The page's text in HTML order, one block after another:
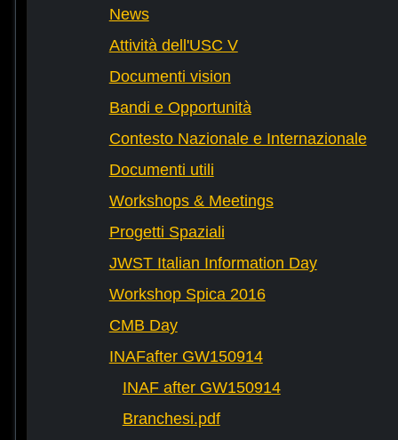
News
Attività dell'USC V
Documenti vision
Bandi e Opportunità
Contesto Nazionale e Internazionale
Documenti utili
Workshops & Meetings
Progetti Spaziali
JWST Italian Information Day
Workshop Spica 2016
CMB Day
INAFafter GW150914
INAF after GW150914
Branchesi.pdf